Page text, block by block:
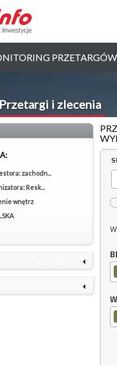
PRZETARGÓW
Przetargi i zlecenia
zachodn...
Resk...
wnętrz